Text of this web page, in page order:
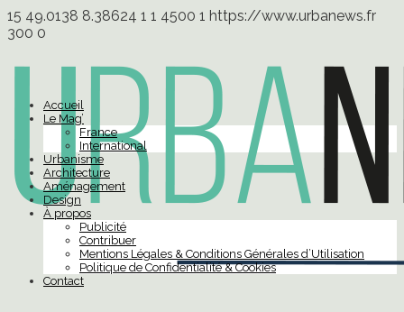
15 49.0138 8.38624 1 1 4500 1 https://www.urbanews.fr
300 0
Accueil
Le Mag’
France
International
Urbanisme
Architecture
Aménagement
Design
À propos
Publicité
Contribuer
Mentions Légales & Conditions Générales d’Utilisation
Politique de Confidentialité & Cookies
Contact